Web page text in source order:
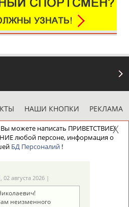
НАШИ КНОПКИ РЕКЛАМА
деятельности
996
можете написать ПРИВЕТСТВИЕ/
любой персоне, информация о
БД Персоналий!
, 02 августа 2026 |
неизменного